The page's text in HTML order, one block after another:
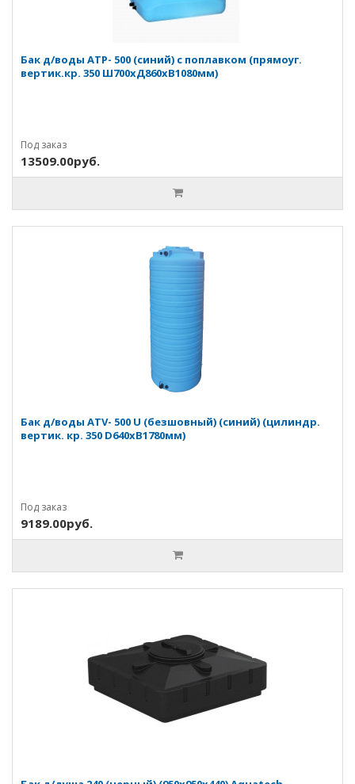
Бак д/воды ATP- 500 (синий) с поплавком (прямоуг.
вертик.кр. 350 Ш700хД860хВ1080мм)
Под заказ
13509.00руб.
Бак д/воды ATV- 500 U (безшовный) (синий) (цилиндр.
вертик. кр. 350 D640хВ1780мм)
Под заказ
9189.00руб.